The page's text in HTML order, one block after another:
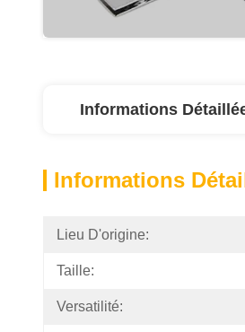
Informations
Informations
Lieu D'origine:
Taille:
Versatilité: